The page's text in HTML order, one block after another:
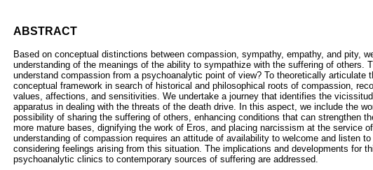
ABSTRACT
Based on conceptual distinctions between compassion, sympathy, empathy, and pity,
understanding of the meanings of the ability to sympathize with the suffering of others.
understand compassion from a psychoanalytic point of view? To theoretically articulate
conceptual framework in search of historical and philosophical roots of compassion,
values, affections, and sensitivities. We undertake a journey that identifies the
apparatus in dealing with the threats of the death drive. In this aspect, we include the
possibility of sharing the suffering of others, enhancing conditions that can strengthen
more mature bases, dignifying the work of Eros, and placing narcissism at the service
understanding of compassion requires an attitude of availability to welcome and listen
considering feelings arising from this situation. The implications and developments for
psychoanalytic clinics to contemporary sources of suffering are addressed.